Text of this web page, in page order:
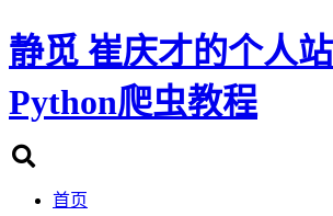
静觅 崔庆才的个人
Python爬虫教程
首页